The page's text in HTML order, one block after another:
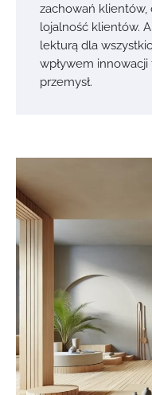
zachowań klientów,
lojalność klientów.
lekturą dla
wpływem
przemysł.